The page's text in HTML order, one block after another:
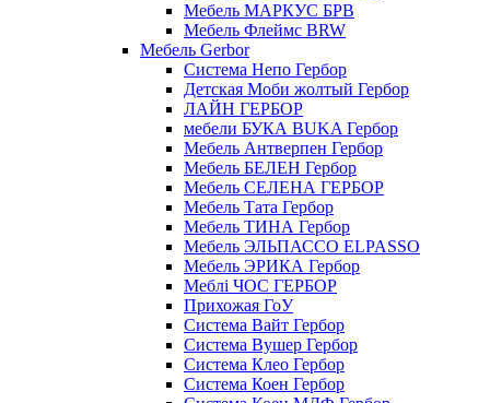
Мебель МАРКУС БРВ
Мебель Флеймс BRW
Мебель Gerbor
Cистема Непо Гербор
Детская Моби жолтый Гербор
ЛАЙН ГЕРБОР
мебели БУКА BUKA Гербор
Мебель Антверпен Гербор
Мебель БЕЛЕН Гербор
Мебель СЕЛЕНА ГЕРБОР
Мебель Тата Гербор
Мебель ТИНА Гербор
Мебель ЭЛЬПАССО ELPASSO
Мебель ЭРИКА Гербор
Меблі ЧОС ГЕРБОР
Прихожая ГоУ
Система Вайт Гербор
Система Вушер Гербор
Система Клео Гербор
Система Коен Гербор